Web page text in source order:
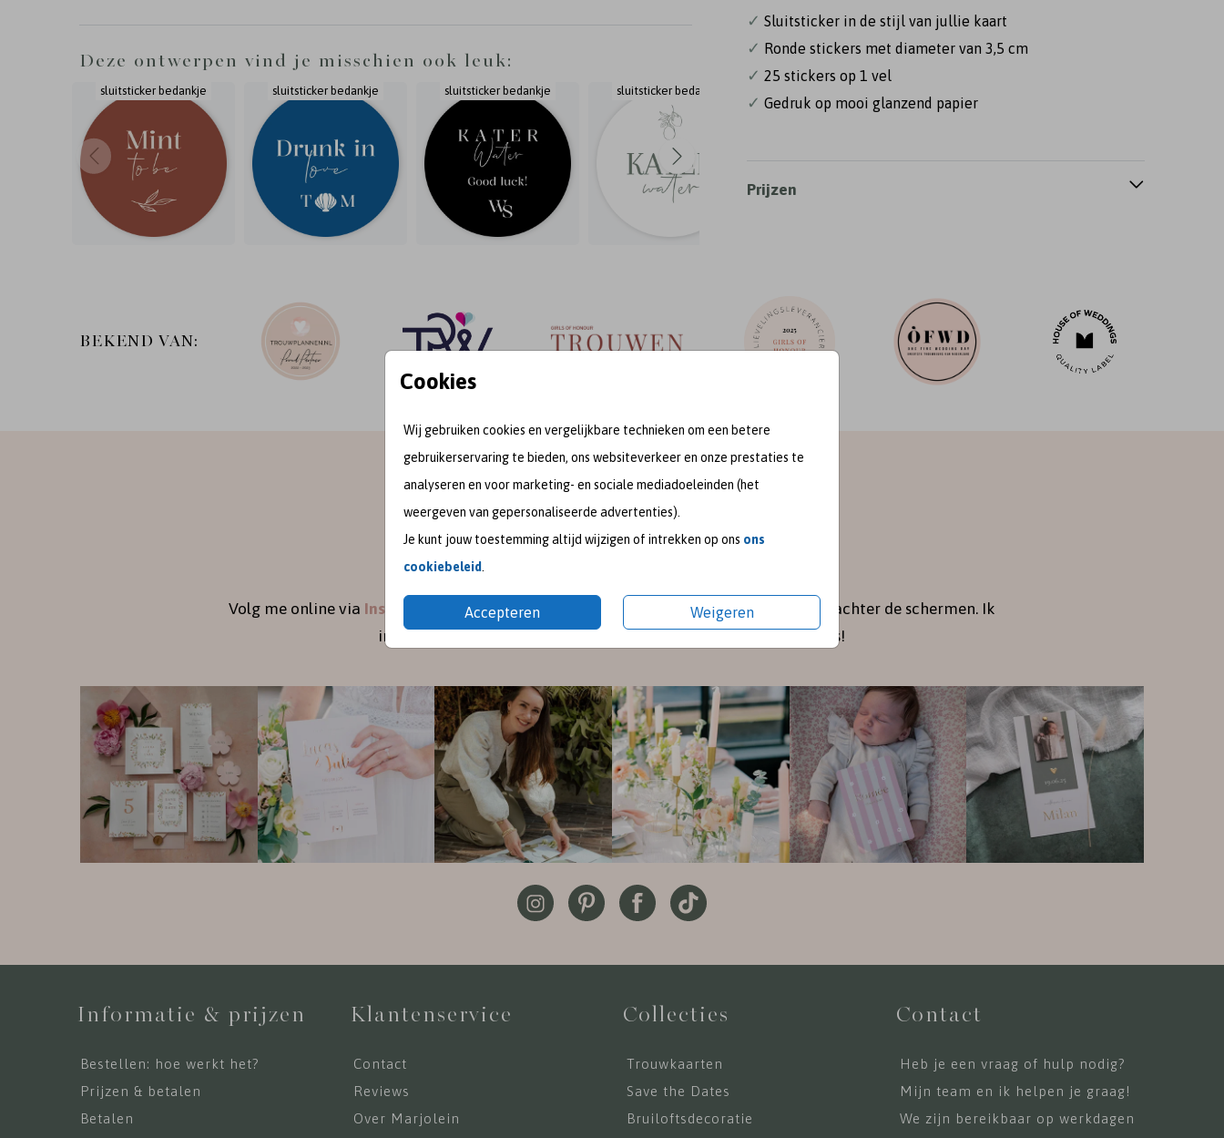
Cookies
Wij gebruiken cookies en vergelijkbare technieken om een betere
gebruikerservaring te bieden, ons websiteverkeer en onze prestaties te
analyseren en voor marketing- en sociale mediadoeleinden (het
weergeven van gepersonaliseerde advertenties).
Je kunt jouw toestemming altijd wijzigen of intrekken op ons ons
cookiebeleid
Accepteren Weigeren
Deze ontwerpen vind je misschien ook leuk:
sluitsticker bedankje sluitsticker bedankje sluitsticker bedankje sluitsticker bedankje
✓ Sluitsticker in de stijl van jullie kaart
✓ Ronde stickers met diameter van 3,5 cm
✓ 25 stickers op 1 vel
✓ Gedruk op mooi glanzend papier
Prijzen
BEKEND VAN:
meet me on
SOCIAL MEDIA
Volg me online via Instagram Pinterestvoor de nieuwste ontwerpen en een kijkje achter de schermen. Ik
inspireer je graag met mooie trouwkaarten en geboortekaartjes!
Informatie & prijzen
Bestellen: hoe werkt het?
Prijzen & betalen
Betalen
Klantenservice
Contact
Reviews
Over Marjolein
Collecties
Trouwkaarten
Save the Dates
Bruiloftsdecoratie
Contact
Heb je een vraag of hulp nodig?
Mijn team en ik helpen je graag!
We zijn bereikbaar op werkdagen